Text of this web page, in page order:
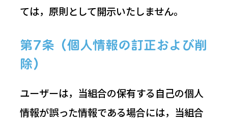
ては，原則として開示いたしません。
第7条（個人情報の訂正および削
除）
ユーザーは，当組合の保有する自己の個人
情報が誤った情報である場合には，当組合